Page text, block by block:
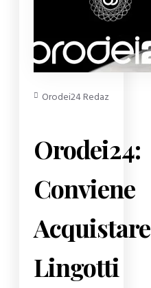
Orodei24 Redazione
Orodei24:
Conviene
Acquistare
Lingotti